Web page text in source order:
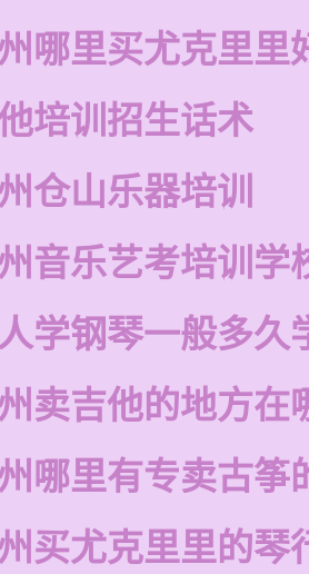
哪里买尤克里里
培训招生话术
仓山乐器培训
音乐艺考培训学
学钢琴一般多久
卖吉他的地方在
哪里有专卖古筝
买尤克里里的琴